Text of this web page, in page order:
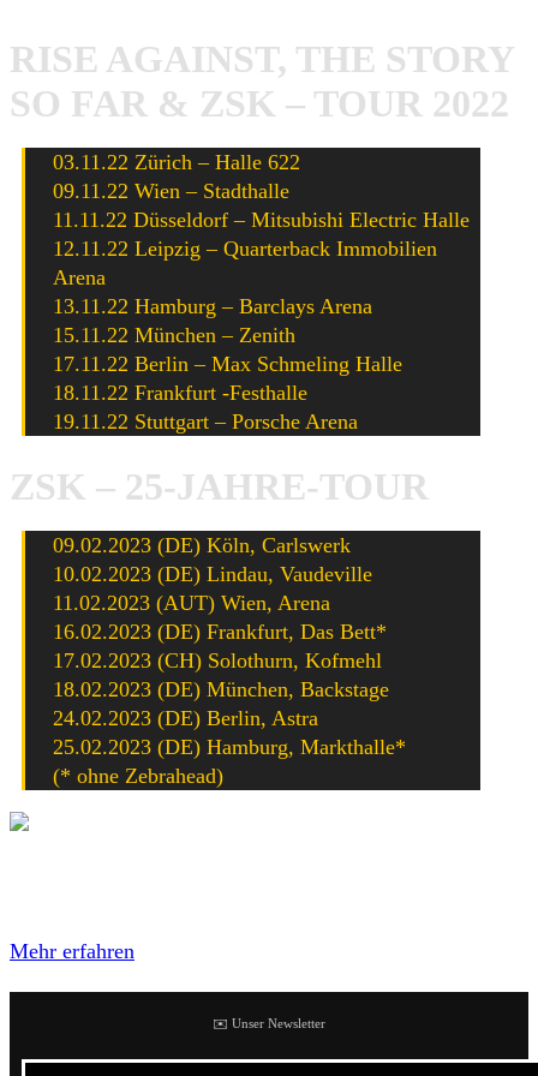
RISE AGAINST, THE STORY
SO FAR & ZSK – TOUR 2022
03.11.22 Zürich – Halle 622
09.11.22 Wien – Stadthalle
11.11.22 Düsseldorf – Mitsubishi Electric Halle
12.11.22 Leipzig – Quarterback Immobilien
Arena
13.11.22 Hamburg – Barclays Arena
15.11.22 München – Zenith
17.11.22 Berlin – Max Schmeling Halle
18.11.22 Frankfurt -Festhalle
19.11.22 Stuttgart – Porsche Arena
ZSK – 25-JAHRE-TOUR
09.02.2023 (DE) Köln, Carlswerk
10.02.2023 (DE) Lindau, Vaudeville
11.02.2023 (AUT) Wien, Arena
16.02.2023 (DE) Frankfurt, Das Bett*
17.02.2023 (CH) Solothurn, Kofmehl
18.02.2023 (DE) München, Backstage
24.02.2023 (DE) Berlin, Astra
25.02.2023 (DE) Hamburg, Markthalle*
(* ohne Zebrahead)
Mehr erfahren
✉️ Unser Newsletter